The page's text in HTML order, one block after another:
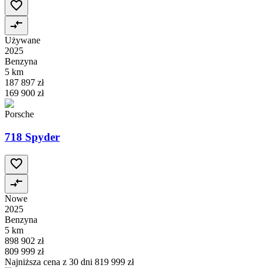
Używane
2025
Benzyna
5 km
187 897 zł
169 900 zł
Porsche
718 Spyder
Nowe
2025
Benzyna
5 km
898 902 zł
809 999 zł
Najniższa cena z 30 dni 819 999 zł